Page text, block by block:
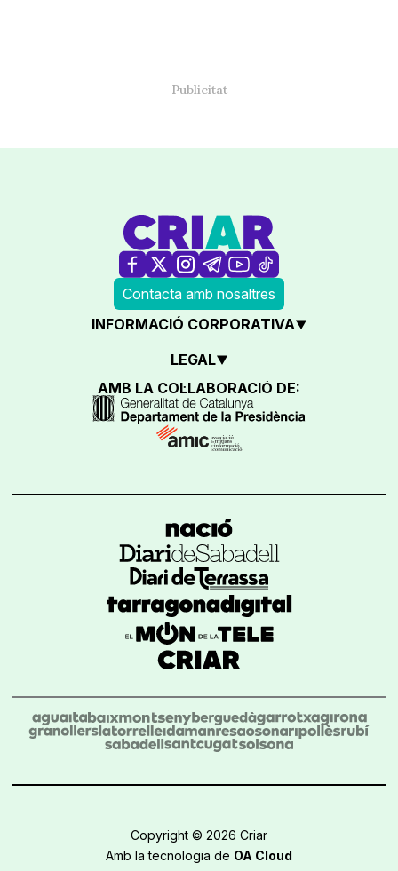
Contacta amb nosaltres
INFORMACIÓ CORPORATIVA
LEGAL
AMB LA COL·LABORACIÓ DE:
Copyright © 2026 Criar
Amb la tecnologia de OA Cloud